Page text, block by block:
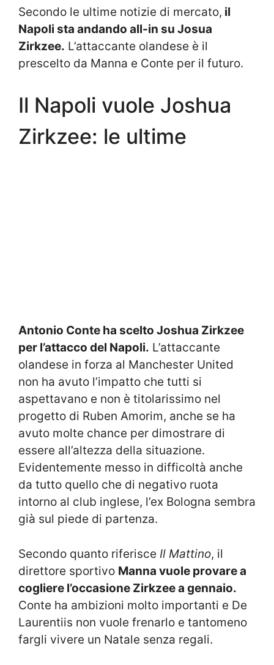
Secondo le ultime notizie di mercato, il
Napoli sta andando all-in su Josua
Zirkzee. L’attaccante olandese è il
prescelto da Manna e Conte per il futuro.
Il Napoli vuole Joshua
Zirkzee: le ultime
Antonio Conte ha scelto Joshua Zirkzee
per l’attacco del Napoli. L’attaccante
olandese in forza al Manchester United
non ha avuto l’impatto che tutti si
aspettavano e non è titolarissimo nel
progetto di Ruben Amorim, anche se ha
avuto molte chance per dimostrare di
essere all’altezza della situazione.
Evidentemente messo in difficoltà anche
da tutto quello che di negativo ruota
intorno al club inglese, l’ex Bologna sembra
già sul piede di partenza.
Secondo quanto riferisce Il Mattino, il
direttore sportivo Manna vuole provare a
cogliere l’occasione Zirkzee a gennaio.
Conte ha ambizioni molto importanti e De
Laurentiis non vuole frenarlo e tantomeno
fargli vivere un Natale senza regali.